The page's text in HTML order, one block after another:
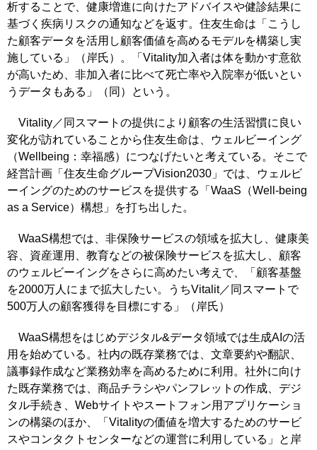
析することで、健康増進に向けたアドバイスや健診結果に
基づく疾病リスクの通知などを返す。住友生命は「こうし
た顧客データを活用し顧客価値を高めるモデルを構築し実
施している」（岸氏）。「Vitality加入者は体を動かす意欲
が高いため、非加入者に比べて死亡率や入院率が低いとい
うデータもある」（同）という。
Vitality／同スマートの提供により顧客の生活習慣に良い
変化が訪れていることから住友生命は、ウェルビーイング
（Wellbeing：幸福感）につなげたいと考えている。そこで
経営計画「住友生命グループVision2030」では、ウェルビ
ーイングのためのサービスを提供する「WaaS（Well-being
as a Service）構想」を打ち出した。
WaaS構想では、非保険サービスの領域を拡大し、健康美
容、資産運用、教育などの被保険サービスを拡大し、顧客
のウェルビーイングをさらに高めたい考えで、「顧客基盤
を2000万人にまで拡大したい。うちVitalit／同スマートで
500万人の顧客獲得を目標にする」（岸氏）
WaaS構想をはじめデジタル&データ領域では生成AIの活
用を始めている。社内の既存業務では、文章要約や翻訳、
議事録作成など業務効率を高めるために利用。社外に向け
た既存業務では、商品チラシやパンフレットの作成、デジ
タル手続き、Webサイトやスートフォン用アプリケーショ
ンの構築のほか、「Vitalityの価値を増大するためのサービ
スやコンタクトセンターなどの運営に利用している」と岸